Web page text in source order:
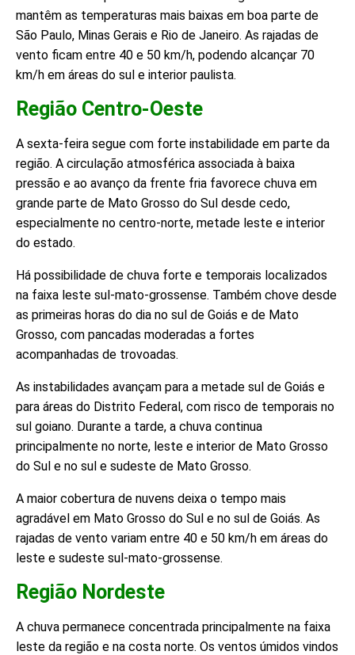
mantêm as temperaturas mais baixas em boa parte de
São Paulo, Minas Gerais e Rio de Janeiro. As rajadas de
vento ficam entre 40 e 50 km/h, podendo alcançar 70
km/h em áreas do sul e interior paulista.
Região Centro-Oeste
A sexta-feira segue com forte instabilidade em parte da
região. A circulação atmosférica associada à baixa
pressão e ao avanço da frente fria favorece chuva em
grande parte de Mato Grosso do Sul desde cedo,
especialmente no centro-norte, metade leste e interior
do estado.
Há possibilidade de chuva forte e temporais localizados
na faixa leste sul-mato-grossense. Também chove desde
as primeiras horas do dia no sul de Goiás e de Mato
Grosso, com pancadas moderadas a fortes
acompanhadas de trovoadas.
As instabilidades avançam para a metade sul de Goiás e
para áreas do Distrito Federal, com risco de temporais no
sul goiano. Durante a tarde, a chuva continua
principalmente no norte, leste e interior de Mato Grosso
do Sul e no sul e sudeste de Mato Grosso.
A maior cobertura de nuvens deixa o tempo mais
agradável em Mato Grosso do Sul e no sul de Goiás. As
rajadas de vento variam entre 40 e 50 km/h em áreas do
leste e sudeste sul-mato-grossense.
Região Nordeste
A chuva permanece concentrada principalmente na faixa
leste da região e na costa norte. Os ventos úmidos vindos